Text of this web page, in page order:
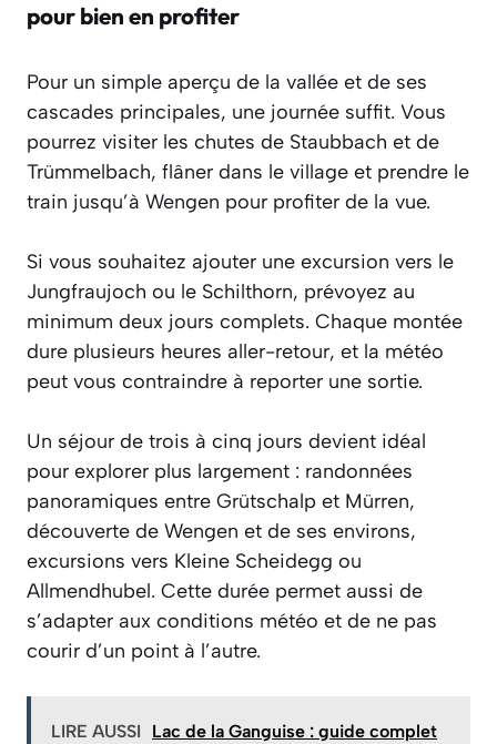
pour bien en profiter
Pour un simple aperçu de la vallée et de ses
cascades principales, une journée suffit. Vous
pourrez visiter les chutes de Staubbach et de
Trümmelbach, flâner dans le village et prendre le
train jusqu’à Wengen pour profiter de la vue.
Si vous souhaitez ajouter une excursion vers le
Jungfraujoch ou le Schilthorn, prévoyez au
minimum deux jours complets. Chaque montée
dure plusieurs heures aller-retour, et la météo
peut vous contraindre à reporter une sortie.
Un séjour de trois à cinq jours devient idéal
pour explorer plus largement : randonnées
panoramiques entre Grütschalp et Mürren,
découverte de Wengen et de ses environs,
excursions vers Kleine Scheidegg ou
Allmendhubel. Cette durée permet aussi de
s’adapter aux conditions météo et de ne pas
courir d’un point à l’autre.
LIRE AUSSI
Lac de la Ganguise : guide complet